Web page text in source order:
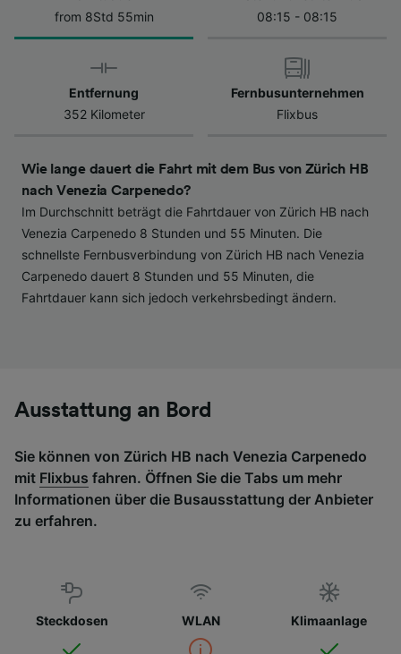
from 8Std 55min
08:15 - 08:15
Entfernung
352 Kilometer
Fernbusunternehmen
Flixbus
Wie lange dauert die Fahrt mit dem Bus von Zürich HB
nach Venezia Carpenedo?
Im Durchschnitt beträgt die Fahrtdauer von Zürich HB nach
Venezia Carpenedo 8 Stunden und 55 Minuten. Die
schnellste Fernbusverbindung von Zürich HB nach Venezia
Carpenedo dauert 8 Stunden und 55 Minuten, die
Fahrtdauer kann sich jedoch verkehrsbedingt ändern.
Ausstattung an Bord
Sie können von Zürich HB nach Venezia Carpenedo
mit Flixbus fahren. Öffnen Sie die Tabs um mehr
Informationen über die Busausstattung der Anbieter
zu erfahren.
Steckdosen WLAN Klimaanlage
Datenschutzrichtlinie. Diese Präferenzen
werden unseren Partnern signalisiert und
haben keinen Einfluss auf Surfdaten. Ihre
Daten werden nicht für Tracking-Zwecke
verwendet, wenn Sie uns gebeten haben, Ihr
Surfverhalten nicht zu verfolgen.
Folgendes bereitzustellen:
Verwendung genauer Standortdaten.
Endgeräteeigenschaften zur Identifikation
aktiv abfragen. Speichern von oder Zugriff auf
Informationen auf einem Endgerät.
Personalisierte Werbung und Inhalte, Messung
von Werbeleistung und der Performance von
Inhalten, Zielgruppenforschung sowie